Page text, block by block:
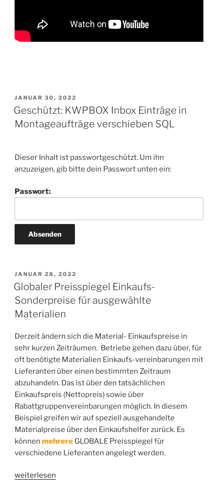
VERÖFFENTLICHT
AM
JANUAR 30, 2022
Geschützt: KWPBOX Inbox Einträge in
Montageaufträge verschieben SQL
Dieser Inhalt ist passwortgeschützt. Um ihn
anzuzeigen, gib bitte dein Passwort unten ein:
Passwort:
VERÖFFENTLICHT
AM
JANUAR 28, 2022
Globaler Preisspiegel Einkaufs-
Sonderpreise für ausgewählte
Materialien
Derzeit ändern sich die Material- Einkaufspreise in
sehr kurzen Zeiträumen. Betriebe gehen dazu über, für
oft benötigte Materialien Einkaufs-vereinbarungen mit
Lieferanten über einen bestimmten Zeitraum
abzuhandeln. Das ist über den tatsächlichen
Einkaufspreis (Nettopreis) sowie über
Rabattgruppenvereinbarungen möglich. In diesem
Beispiel greifen wir auf speziell ausgehandelte
Materialpreise über den Einkaufshelfer zurück. Es
können mehrere GLOBALE Preisspiegel für
verschiedene Lieferanten angelegt werden.
„Globaler
weiterlesen